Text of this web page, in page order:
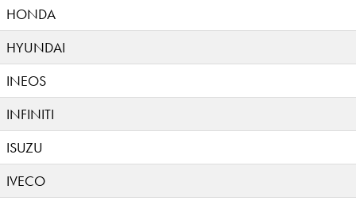
HONDA
HYUNDAI
INEOS
INFINITI
ISUZU
IVECO